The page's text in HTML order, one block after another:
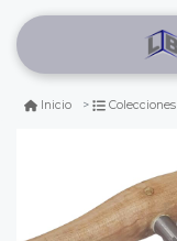
Inicio Colecciones